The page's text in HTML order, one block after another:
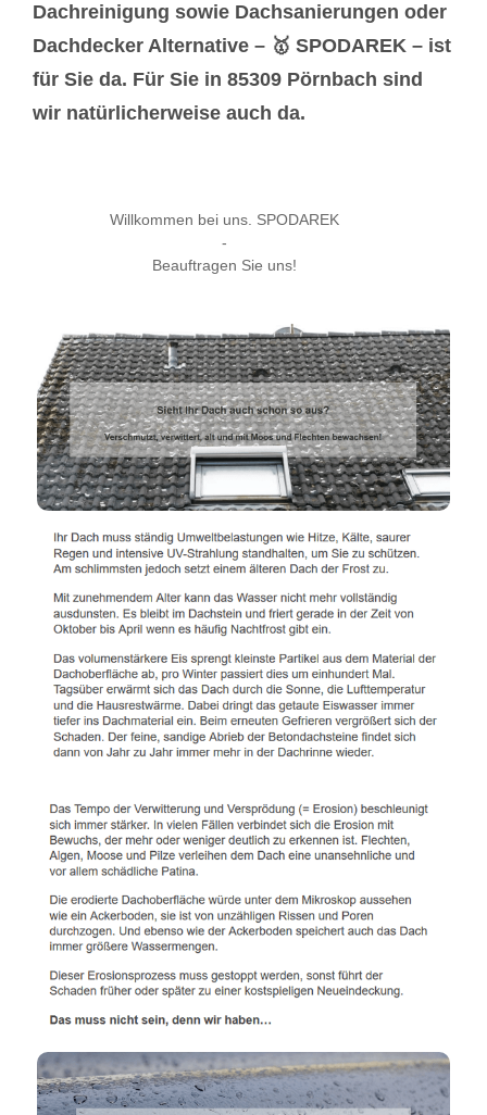
Dachreinigung sowie Dachsanierungen oder
Dachdecker Alternative – 🥇 SPODAREK – ist
für Sie da. Für Sie in 85309 Pörnbach sind
wir natürlicherweise auch da.
Willkommen bei uns. SPODAREK
-
Beauftragen Sie uns!